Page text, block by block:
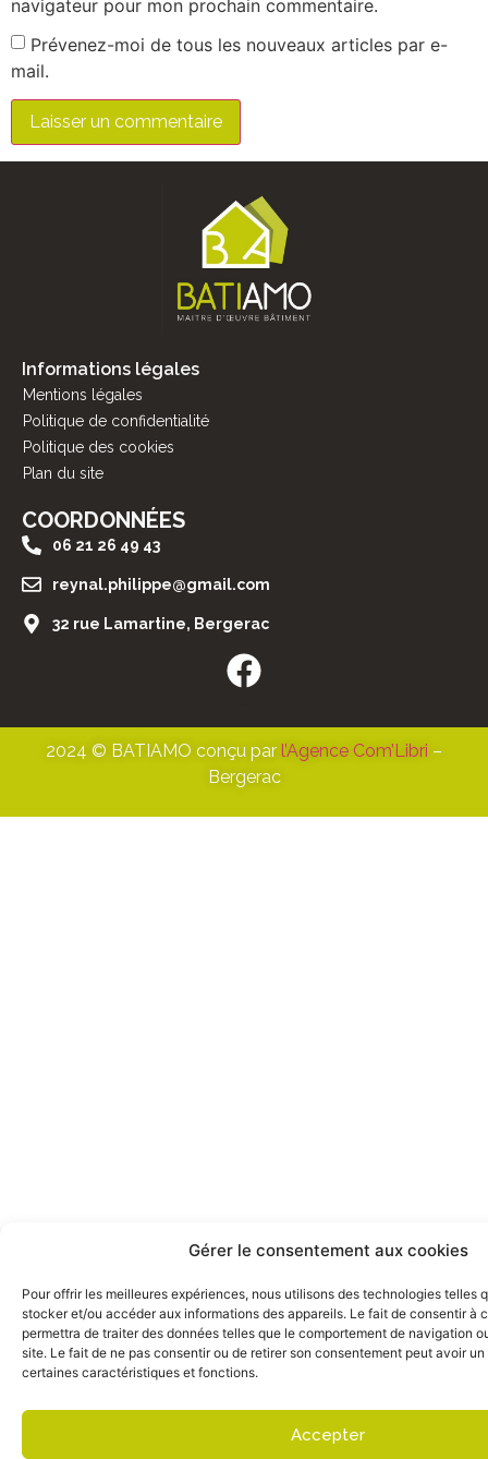
Gérer le consentement aux cookies
Pour offrir les meilleures expériences, nous utilisons des technologies telles
stocker et/ou accéder aux informations des appareils. Le fait de consentir à
permettra de traiter des données telles que le comportement de navigation
site. Le fait de ne pas consentir ou de retirer son consentement peut avoir
certaines caractéristiques et fonctions.
Accepter
navigateur pour mon prochain commentaire.
Prévenez-moi de tous les nouveaux articles par e-
mail.
Informations légales
Mentions légales
Politique de confidentialité
Politique des cookies
Plan du site
COORDONNÉES
06 21 26 49 43
reynal.philippe@gmail.com
32 rue Lamartine, Bergerac
2024 © BATIAMO conçu par l’Agence Com’Libri –
Bergerac